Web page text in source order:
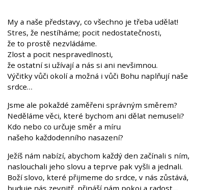
My a naše představy, co všechno je třeba udělat!
Stres, že nestíháme; pocit nedostatečnosti,
že to prostě nezvládáme.
Zlost a pocit nespravedlnosti,
že ostatní si užívají a nás si ani nevšimnou.
Výčitky vůči okolí a možná i vůči Bohu naplňují naše
srdce…
Jsme ale pokaždé zaměřeni správným směrem?
Neděláme věci, které bychom ani dělat nemuseli?
Kdo nebo co určuje směr a míru
našeho každodenního nasazení?
Ježíš nám nabízí, abychom každý den začínali s ním,
naslouchali jeho slovu a teprve pak vyšli a jednali.
Boží slovo, které přijmeme do srdce, v nás zůstává,